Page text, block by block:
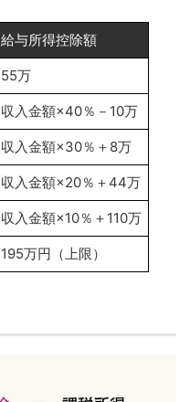
給与所得控除額
55万
収入金額×40％－10万
収入金額×30％＋8万
収入金額×20％＋44万
収入金額×10％＋110万
195万円（上限）